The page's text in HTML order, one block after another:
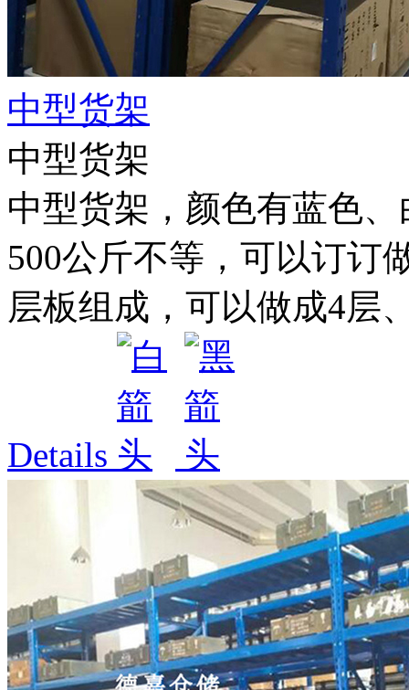
中型货架
中型货架
中型货架，颜色有蓝色
500公斤不等，可以订订
层板组成，可以做成4层
Details